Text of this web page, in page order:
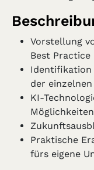
Vorstellung
Best Practice
Identifikation
der
KI-
Praktische
fürs eigene